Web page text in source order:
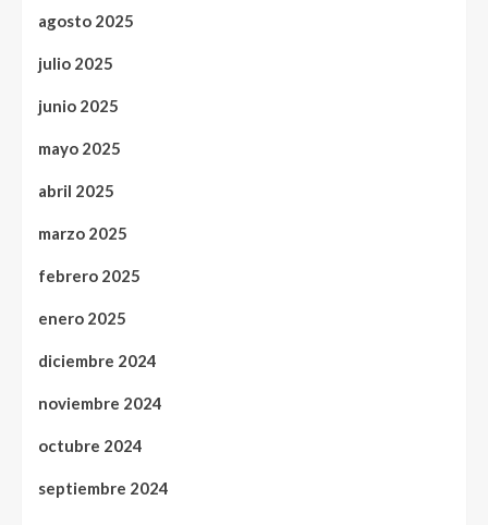
agosto 2025
julio 2025
junio 2025
mayo 2025
abril 2025
marzo 2025
febrero 2025
enero 2025
diciembre 2024
noviembre 2024
octubre 2024
septiembre 2024